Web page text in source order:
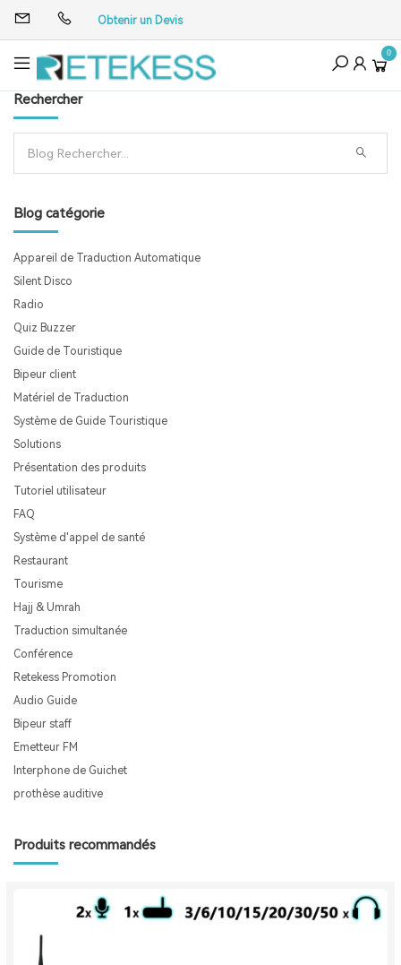
Obtenir un Devis
0
Rechercher
Blog catégorie
Appareil de Traduction Automatique
Silent Disco
Radio
Quiz Buzzer
Guide de Touristique
Bipeur client
Matériel de Traduction
Système de Guide Touristique
Solutions
Présentation des produits
Tutoriel utilisateur
FAQ
Système d'appel de santé
Restaurant
Tourisme
Hajj & Umrah
Traduction simultanée
Conférence
Retekess Promotion
Audio Guide
Bipeur staff
Emetteur FM
Interphone de Guichet
prothèse auditive
Produits recommandés